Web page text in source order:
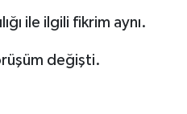
ile ilgili fikrim aynı.
değişti.